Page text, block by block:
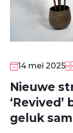
14 mei 2025
Nieuwe
geluk